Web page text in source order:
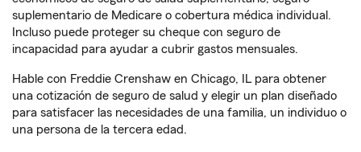
suplementario de Medicare o cobertura médica individual.
Incluso puede proteger su cheque con seguro de
incapacidad para ayudar a cubrir gastos mensuales.
Hable con Freddie Crenshaw en Chicago, IL para obtener
una cotización de seguro de salud y elegir un plan diseñado
para satisfacer las necesidades de una familia, un individuo o
una persona de la tercera edad.